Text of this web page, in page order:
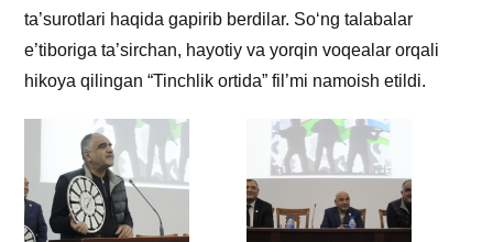
ta’surotlari haqida gapirib berdilar. So‘ng talabalar
e’tiboriga ta’sirchan, hayotiy va yorqin voqealar orqali
hikoya qilingan “Tinchlik ortida” fil’mi namoish etildi.